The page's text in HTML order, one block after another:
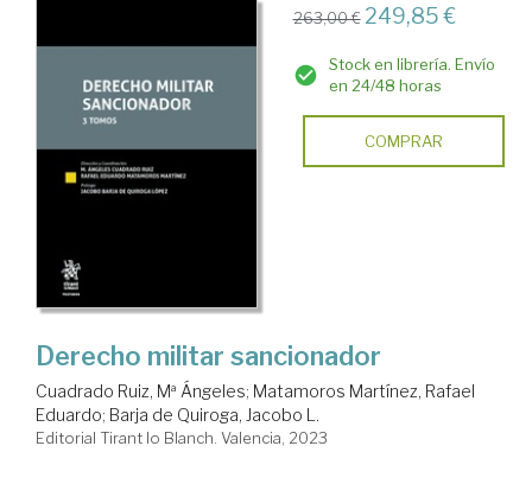
263,00 € 249,85 €
Stock en librería. Envío
en 24/48 horas
COMPRAR
Derecho militar sancionador
Cuadrado Ruiz, Mª Ángeles; Matamoros Martínez, Rafael
Eduardo; Barja de Quiroga, Jacobo L.
Editorial Tirant lo Blanch. Valencia, 2023